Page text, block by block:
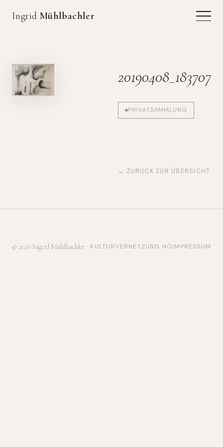
Ingrid Mühlbachler
20190408_183707
PRIVATSAMMLUNG
← ZURÜCK ZUR ÜBERSICHT
© 2026 Ingrid Mühlbachler KULTURVERNETZUNG NÖIMPRESSUM